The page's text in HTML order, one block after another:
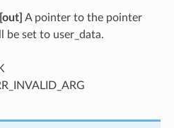
[out] A pointer to the pointer
be set to user_data.